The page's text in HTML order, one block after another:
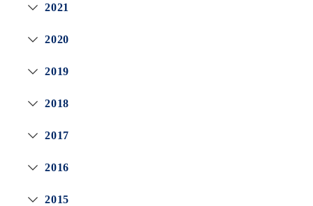
2021
2020
2019
2018
2017
2016
2015